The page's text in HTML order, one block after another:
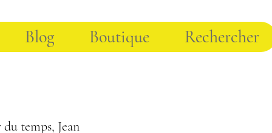
Blog Boutique Rechercher
temps, Jean